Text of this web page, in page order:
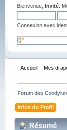
Bienvenue, Invité.
Connexion avec
Accueil Mes
Forum des
Infos du Profil
Résumé